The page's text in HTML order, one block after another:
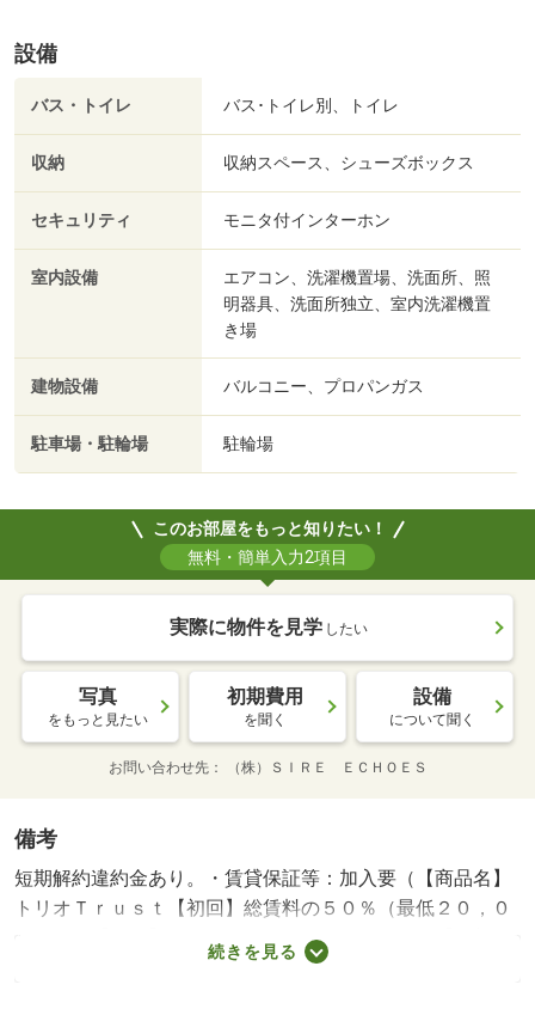
設備
バス・トイレ バス･トイレ別、トイレ
収納 収納スペース、シューズボックス
セキュリティ モニタ付インターホン
室内設備
エアコン、洗濯機置場、洗面所、照
明器具、洗面所独立、室内洗濯機置
き場
建物設備 バルコニー、プロパンガス
駐車場・駐輪場 駐輪場
このお部屋をもっと知りたい！
無料・簡単入力2項目
実際に物件を見学 したい
写真
をもっと見たい
初期費用
を聞く
設備
について聞く
お問い合わせ先 （株）ＳＩＲＥ ＥＣＨＯＥＳ
備考
短期解約違約金あり。・賃貸保証等：加入要（【商品名】
トリオＴｒｕｓｔ【初回】総賃料の５０％（最低２０，０
００円）【月額】総賃料の１％（最低４００円）【更新
料】総賃料３０％（最低１２，０００円））・便利な立地
続きを見る